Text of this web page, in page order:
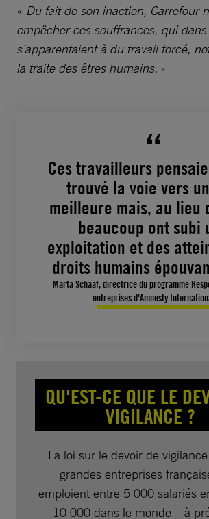
« Du fait de son inaction, Carrefour
empêcher ces souffrances, qui
s’apparentaient à du travail forcé,
la traite des êtres humains. »
Ces travailleurs
trouvé la voie vers
meilleure mais, au lieu
beaucoup ont subi
exploitation et des
droits humains
Marta Schaaf, directrice du programme
entreprises d'Amnesty
QU'EST-CE QUE LE
VIGILANCE ?
La loi sur le devoir de
grandes entreprises
emploient entre 5 000 salariés
10 000 dans le monde – à